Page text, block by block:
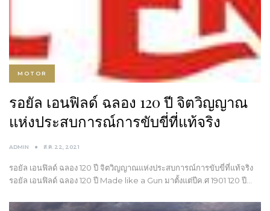
MOTOR
รอยัล เอนฟิลด์ ฉลอง 120 ปี จิตวิญญาณ
แห่งประสบการณ์การขับขี่ที่แท้จริง
ADMIN ส.ค. 22, 2021
รอยัล เอนฟิลด์ ฉลอง 120 ปี จิตวิญญาณแห่งประสบการณ์การขับขี่ที่แท้จริง
รอยัล เอนฟิลด์ ฉลอง 120 ปี Made like a Gun มาตั้งแต่ปีค.ศ 1901 120 ปี…